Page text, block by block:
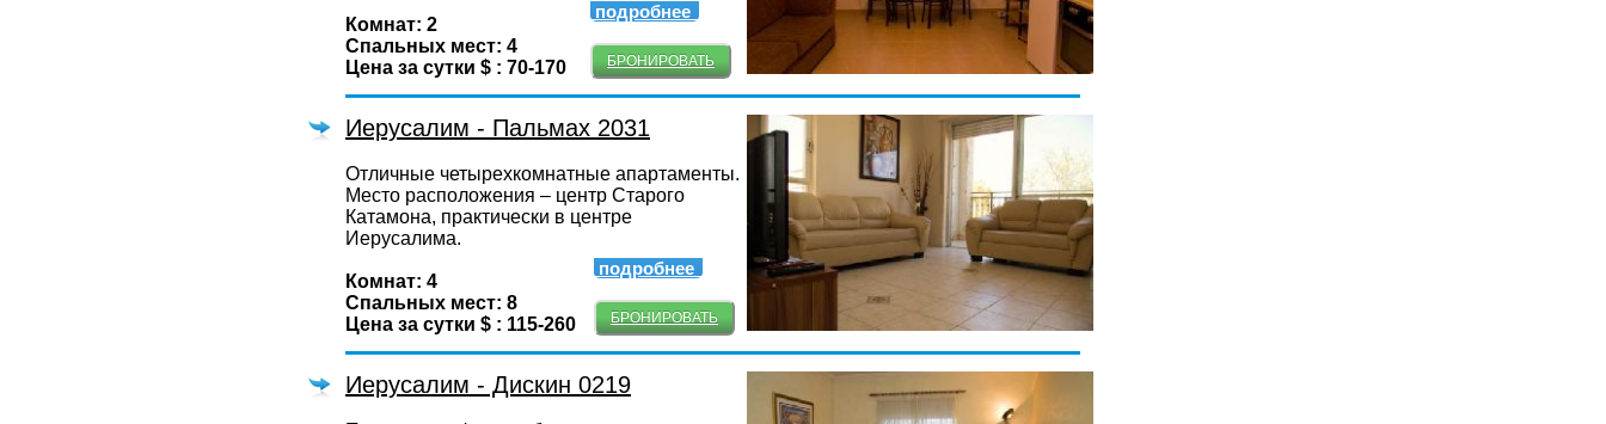
Комнат: 2
Спальных мест: 4
Цена за сутки $ : 70-170
подробнее
БРОНИРОВАТЬ
Иерусалим - Пальмах 2031
Отличные четырехкомнатные апартаменты.
Место расположения – центр Старого
Катамона, практически в центре
Иерусалима.
Комнат: 4
Спальных мест: 8
Цена за сутки $ : 115-260
подробнее
БРОНИРОВАТЬ
Иерусалим - Дискин 0219